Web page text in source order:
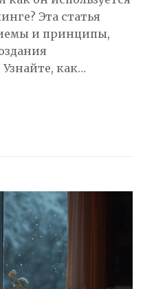
Эта статья
и принципы,
как
и
развитию
В
как писать и